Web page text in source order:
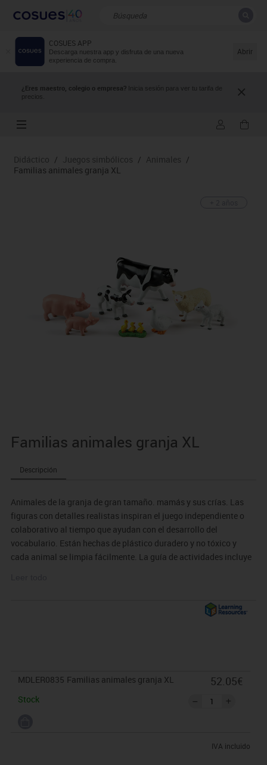
COSUES APP
Descarga nuestra app y disfruta de una nueva
experiencia de compra.
Abrir
¿Eres maestro, colegio o empresa? Inicia sesión para ver tu tarifa de
precios.
Resultados de la búsqueda
Didáctico / Juegos simbólicos / Animales /
Familias animales granja XL
Familias animales granja XL
Descripción
Animales de la granja de gran tamaño. mamás y sus crías. Las
figuras con detalles realistas inspiran el juego independiente o
colaborativo al tiempo que ayudan con el desarrollo del
vocabulario. Están hechas de plástico duradero y no tóxico y
cada animal se limpia fácilmente. La guía de actividades incluye
MDLER0835 Familias animales granja XL
Stock
52.05€
IVA incluido